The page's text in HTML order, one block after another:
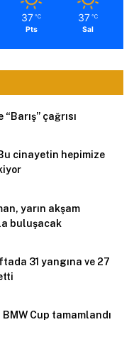
37 ℃
Pts
37 ℃
Sal
“Barış” çağrısı
cinayetin hepimize
yarın akşam
buluşacak
31 yangına ve 27
Cup tamamlandı